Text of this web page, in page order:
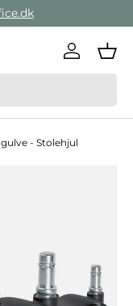
Log ind
- Stolehjul